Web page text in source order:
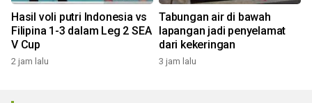
Hasil voli putri Indonesia vs
Filipina 1-3 dalam Leg 2 SEA
V Cup
2 jam lalu
Tabungan air di bawah
lapangan jadi penyelamat
dari kekeringan
3 jam lalu